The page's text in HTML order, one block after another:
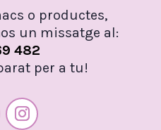
o productes,
un missatge al:
482
per a tu!